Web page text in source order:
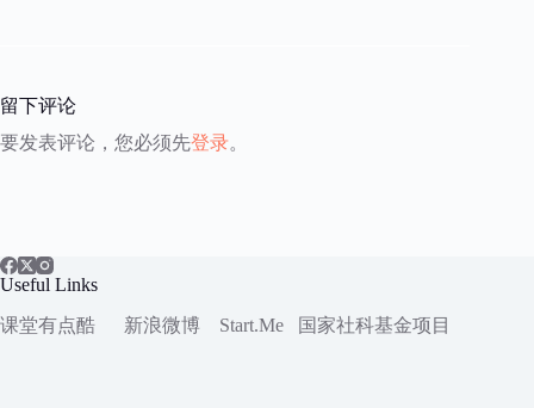
留下评论
要发表评论，您必须先登录。
Useful Links
课堂有点酷
新浪微博 Start.Me 国家社科基金项目